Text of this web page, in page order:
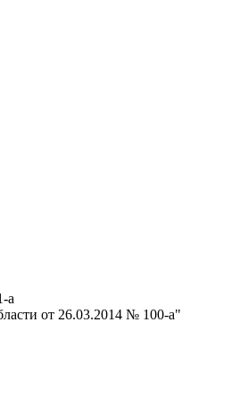
а
от 26.03.2014 № 100-а"